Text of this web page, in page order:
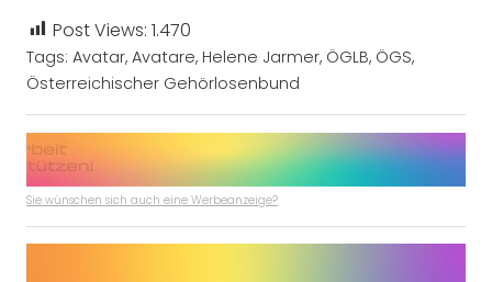
Post Views: 1.470
Tags: Avatar, Avatare, Helene Jarmer, ÖGLB, ÖGS,
Österreichischer Gehörlosenbund
Sie wünschen sich auch eine Werbeanzeige?